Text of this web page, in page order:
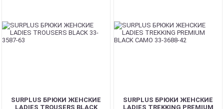
SURPLUS БРЮКИ ЖЕНСКИЕ
LADIES TROUSERS BLACK
SURPLUS БРЮКИ ЖЕНСКИЕ
LADIES TREKKING PREMIUM